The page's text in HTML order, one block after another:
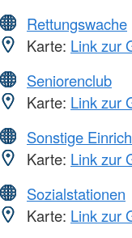
Rettungswache
Karte: Link zur
Seniorenclub
Karte: Link zur
Sonstige
Karte: Link zur
Sozialstationen
Karte: Link zur